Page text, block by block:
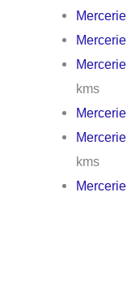
Mercerie
kms
Mercerie
kms